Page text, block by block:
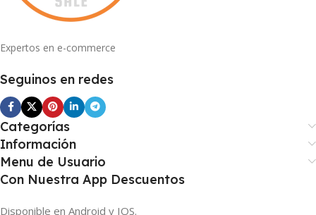
Expertos en e-commerce
Seguinos en redes
Categorías
Información
Menu de Usuario
Con Nuestra App Descuentos
Disponible en Android y IOS.